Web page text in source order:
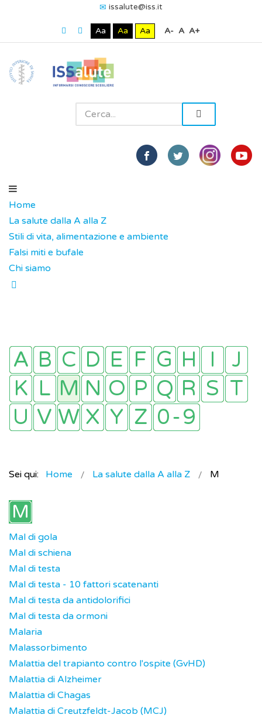
issalute@iss.it
Aa Aa Aa A- A A+
Home
La salute dalla A alla Z
Stili di vita, alimentazione e ambiente
Falsi miti e bufale
Chi siamo
Sei qui: Home La salute dalla A alla Z M
Mal di gola
Mal di schiena
Mal di testa
Mal di testa - 10 fattori scatenanti
Mal di testa da antidolorifici
Mal di testa da ormoni
Malaria
Malassorbimento
Malattia del trapianto contro l'ospite (GvHD)
Malattia di Alzheimer
Malattia di Chagas
Malattia di Creutzfeldt-Jacob (MCJ)